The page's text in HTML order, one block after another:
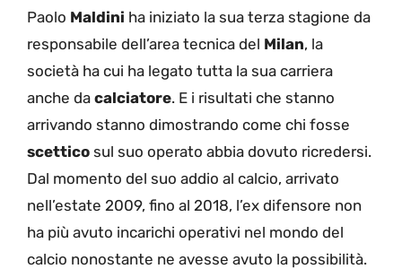
Paolo Maldini ha iniziato la sua terza stagione da
responsabile dell’area tecnica del Milan, la
società ha cui ha legato tutta la sua carriera
anche da calciatore. E i risultati che stanno
arrivando stanno dimostrando come chi fosse
scettico sul suo operato abbia dovuto ricredersi.
Dal momento del suo addio al calcio, arrivato
nell’estate 2009, fino al 2018, l’ex difensore non
ha più avuto incarichi operativi nel mondo del
calcio nonostante ne avesse avuto la possibilità.